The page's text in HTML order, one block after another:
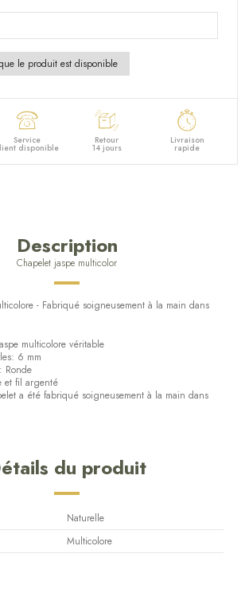
Service
disponible
Retour
14 jours
Livraison
rapide
Description
Chapelet jaspe multicolor
- Fabriqué soigneusement à la main dans
multicolore véritable
6 mm
Ronde
et fil argenté
a été fabriqué soigneusement à la main dans
du produit
Naturelle
Multicolore